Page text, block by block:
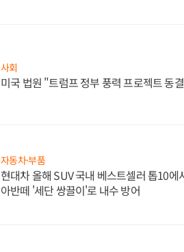
사회
미국 법원 "트럼프 정부 풍력 프로젝트 동
자동차·부품
현대차 올해 SUV 국내 베스트셀러 톱10에
아반떼 '세단 쌍끌이'로 내수 방어